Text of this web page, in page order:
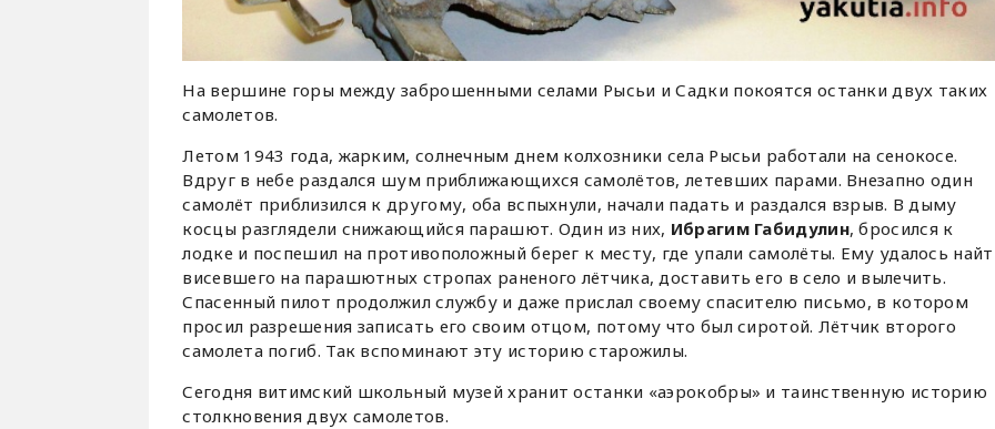
На вершине горы между заброшенными селами Рысьи и Садки покоятся останки двух таких
самолетов.
Летом 1943 года, жарким, солнечным днем колхозники села Рысьи работали на сенокосе.
Вдруг в небе раздался шум приближающихся самолётов, летевших парами. Внезапно один
самолёт приблизился к другому, оба вспыхнули, начали падать и раздался взрыв. В дыму
косцы разглядели снижающийся парашют. Один из них, Ибрагим Габидулин, бросился к
лодке и поспешил на противоположный берег к месту, где упали самолёты. Ему удалось
висевшего на парашютных стропах раненого лётчика, доставить его в село и вылечить.
Спасенный пилот продолжил службу и даже прислал своему спасителю письмо, в котором
просил разрешения записать его своим отцом, потому что был сиротой. Лётчик второго
самолета погиб. Так вспоминают эту историю старожилы.
Сегодня витимский школьный музей хранит останки «аэрокобры» и таинственную историю
столкновения двух самолетов.